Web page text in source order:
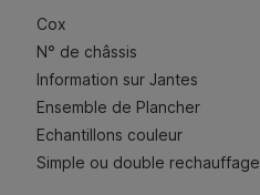
Cox
N° de châssis
Information sur Jantes
Ensemble de Plancher
Echantillons couleur
Simple ou double rechauffage